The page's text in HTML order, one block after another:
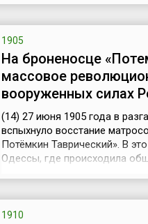
Дворцовой площади. К числу
1905
На броненосце
массовое
вооруженных силах
(14) 27 июня 1905 года в
вспыхнуло восстание
Потёмкин Таврический». В
Одессы, где происходила
Вакуленчуком и Афанасием
офицеров и начали ки...
1910